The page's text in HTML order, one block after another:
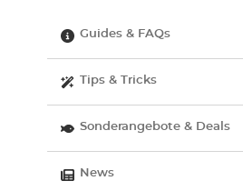
Guides & FAQs
Tips & Tricks
Sonderangebote & Deals
News